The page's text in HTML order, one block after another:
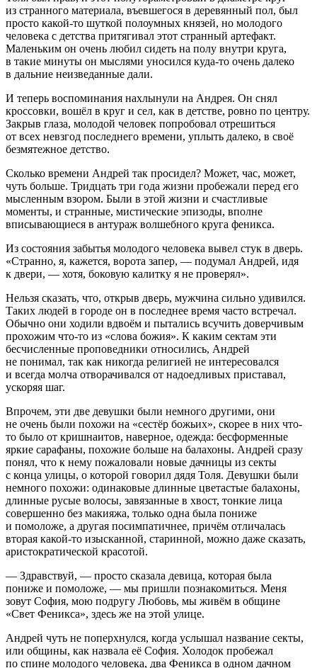
из странного материала, въевшегося в деревянный пол, был
просто какой-то шуткой полоумных князей, но молодого
человека с детства притягивал этот странный артефакт.
Маленьким он очень любил сидеть на полу внутри круга,
в такие минуты он мыслями уносился куда-то очень далеко
в дальние неизведанные дали.
И теперь воспоминания нахлынули на Андрея. Он снял
кроссовки, вошёл в круг и сел, как в детстве, ровно по центру.
Закрыв глаза, молодой человек попробовал отрешиться
от всех невзгод последнего времени, уплыть далеко, в своё
безмятежное детство.
Сколько времени Андрей так просидел? Может, час, может,
чуть больше. Тридцать три года жизни пробежали перед его
мысленным взором. Были в этой жизни и счастливые
моменты, и странные, мистические эпизоды, вполне
вписывающиеся в антураж волшебного круга феникса.
Из состояния забытья молодого человека вывел стук в дверь.
«Странно, я, кажется, ворота запер, — подумал Андрей, идя
к двери, — хотя, боковую калитку я не проверял».
Нельзя сказать, что, открыв дверь, мужчина сильно удивился.
Таких людей в городе он в последнее время часто встречал.
Обычно они ходили вдвоём и пытались всучить доверчивым
прохожим что-то из «слова божия». К каким сектам эти
бесчисленные проповедники относились, Андрей
не понимал, так как никогда религией не интересовался
и всегда молча отворачивался от надоедливых приставал,
ускоряя шаг.
Впрочем, эти две девушки были немного другими, они
не очень были похожи на «сестёр божьих», скорее в них что-
то было от кришнаитов, наверное, одежда: бесформенные
яркие сарафаны, похожие больше на балахоны. Андрей сразу
понял, что к нему пожаловали новые дачницы из секты
с конца улицы, о которой говорил дядя Толя. Девушки были
немного похожи: одинаковые длинные цветастые балахоны,
длинные русые волосы, завязанные в хвост, тонкие лица
совершенно без макияжа, только одна была пониже
и помоложе, а другая посимпатичнее, причём отличалась
вторая какой-то изысканной, старинной, можно даже сказать,
аристократической красотой.
— Здравствуй, — просто сказала девица, которая была
пониже и помоложе, — мы пришли познакомиться. Меня
зовут София, мою подругу Любовь, мы живём в общине
«Свет Феникса», здесь же на этой улице.
Андрей чуть не поперхнулся, когда услышал название секты,
или общины, как назвала её София. Холодок пробежал
по спине молодого человека, два Феникса в одном дачном